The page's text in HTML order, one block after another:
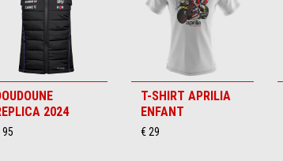
2024
95
T-SHIRT APRILIA
ENFANT
€ 29